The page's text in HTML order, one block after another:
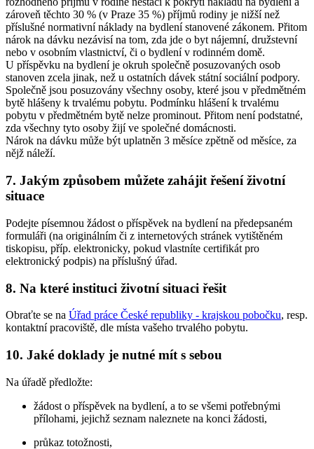
zároveň těchto 30 % (v Praze 35 %) příjmů rodiny je nižší než
příslušné normativní náklady na bydlení stanovené zákonem. Přitom
nárok na dávku nezávisí na tom, zda jde o byt nájemní, družstevní
nebo v osobním vlastnictví, či o bydlení v rodinném domě.
U příspěvku na bydlení je okruh společně posuzovaných osob
stanoven zcela jinak, než u ostatních dávek státní sociální podpory.
Společně jsou posuzovány všechny osoby, které jsou v předmětném
bytě hlášeny k trvalému pobytu. Podmínku hlášení k trvalému
pobytu v předmětném bytě nelze prominout. Přitom není podstatné,
zda všechny tyto osoby žijí ve společné domácnosti.
Nárok na dávku může být uplatněn 3 měsíce zpětně od měsíce, za
nějž náleží.
7. Jakým způsobem můžete zahájit řešení životní
situace
Podejte písemnou žádost o příspěvek na bydlení na předepsaném
formuláři (na originálním či z internetových stránek vytištěném
tiskopisu, příp. elektronicky, pokud vlastníte certifikát pro
elektronický podpis) na příslušný úřad.
8. Na které instituci životní situaci řešit
Obraťte se na Úřad práce České republiky - krajskou pobočku, resp.
kontaktní pracoviště, dle místa vašeho trvalého pobytu.
10. Jaké doklady je nutné mít s sebou
Na úřadě předložte:
žádost o příspěvek na bydlení, a to se všemi potřebnými
přílohami, jejichž seznam naleznete na konci žádosti,
průkaz totožnosti,